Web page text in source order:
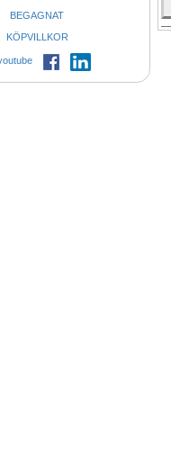
BEGAGNAT
KÖPVILLKOR